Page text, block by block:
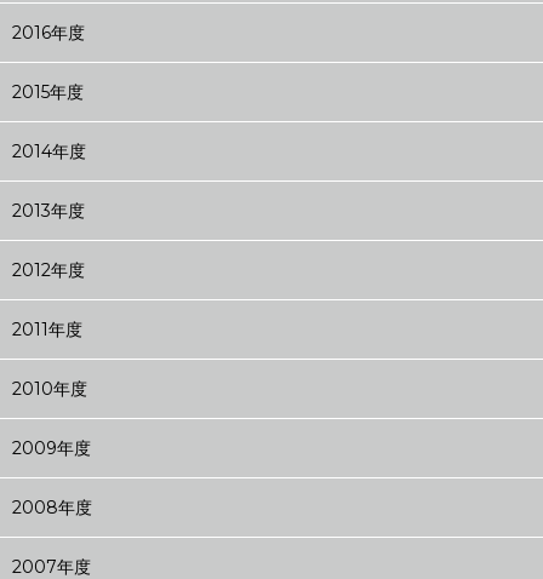
2016年度
2015年度
2014年度
2013年度
2012年度
2011年度
2010年度
2009年度
2008年度
2007年度